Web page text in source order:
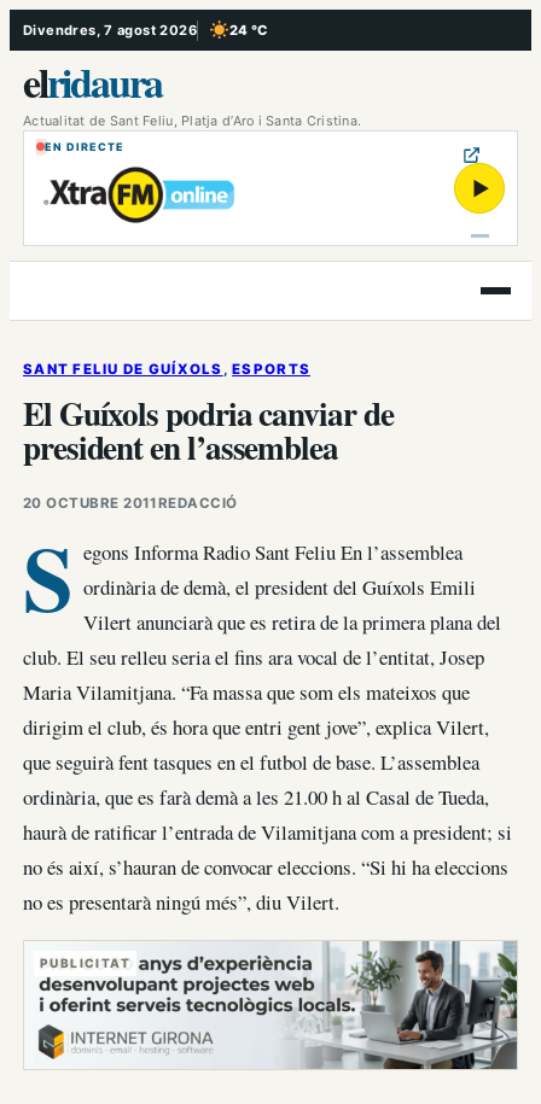
Vés
al
contingut
Divendres, 7 agost 2026 24 °C
, Cel serè
elridaura
Actualitat de Sant Feliu, Platja d’Aro i Santa Cristina.
EN DIRECTE
▶
Obre
el
SANT FELIU DE GUÍXOLS , ESPORTS
El Guíxols podria canviar de
president en l’assemblea
20 OCTUBRE 2011REDACCIÓ
S egons Informa Radio Sant Feliu En l’assemblea
ordinària de demà, el president del Guíxols Emili
Vilert anunciarà que es retira de la primera plana del
club. El seu relleu seria el fins ara vocal de l’entitat, Josep
Maria Vilamitjana. “Fa massa que som els mateixos que
dirigim el club, és hora que entri gent jove”, explica Vilert,
que seguirà fent tasques en el futbol de base. L’assemblea
ordinària, que es farà demà a les 21.00 h al Casal de Tueda,
haurà de ratificar l’entrada de Vilamitjana com a president; si
no és així, s’hauran de convocar eleccions. “Si hi ha eleccions
no es presentarà ningú més”, diu Vilert.
PUBLICITAT